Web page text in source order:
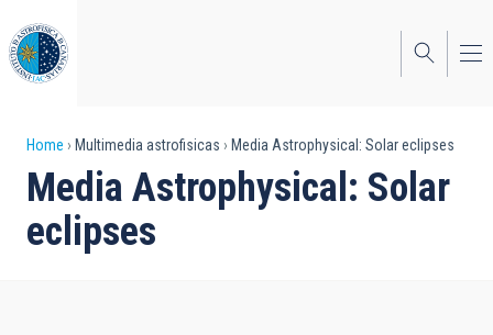
to
main
content
Breadcrumb
Home Multimedia astrofisicas Media Astrophysical: Solar eclipses
Media Astrophysical: Solar
eclipses